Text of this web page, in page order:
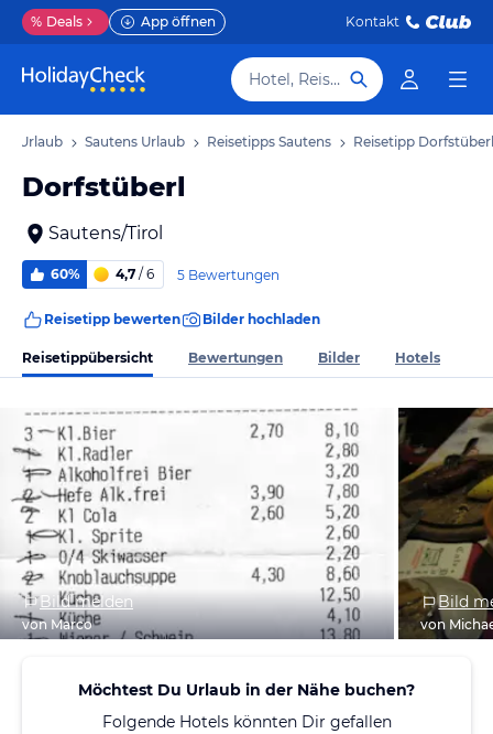
% Deals App öffnen Kontakt
Hotel, Reiseziel
Urlaub Sautens Urlaub Reisetipps Sautens Reisetipp Dorfstüberl
Dorfstüberl
Sautens/Tirol
60% 4,7 / 6 5 Bewertungen
Reisetipp bewerten Bilder hochladen
Reisetippübersicht Bewertungen Bilder Hotels
Bild melden
von Marco
Bild
von
Möchtest Du Urlaub in der Nähe buchen?
Folgende Hotels könnten Dir gefallen